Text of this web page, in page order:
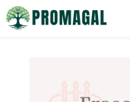
Saltar
al